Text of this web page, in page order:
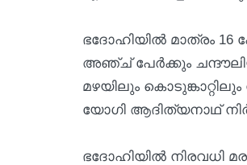
ഭദോഹിയില്‍ മാത്രം
അഞ്ച് പേര്‍ക്കും
മഴയിലും
യോഗി ആദിത്യനാഥ്
ഭദോഹിയില്‍ നിരവധി